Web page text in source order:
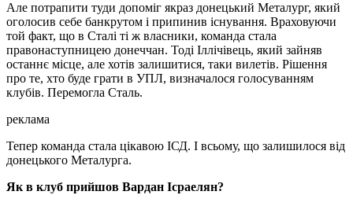
Але потрапити туди допоміг якраз донецький Металург, який
оголосив себе банкрутом і припинив існування. Враховуючи
той факт, що в Сталі ті ж власники, команда стала
правонаступницею донеччан. Тоді Іллічівець, який зайняв
останнє місце, але хотів залишитися, таки вилетів. Рішення
про те, хто буде грати в УПЛ, визначалося голосуванням
клубів. Перемогла Сталь.
реклама
Тепер команда стала цікавою ІСД. І всьому, що залишилося від
донецького Металурга.
Як в клуб прийшов Вардан Ісраелян?